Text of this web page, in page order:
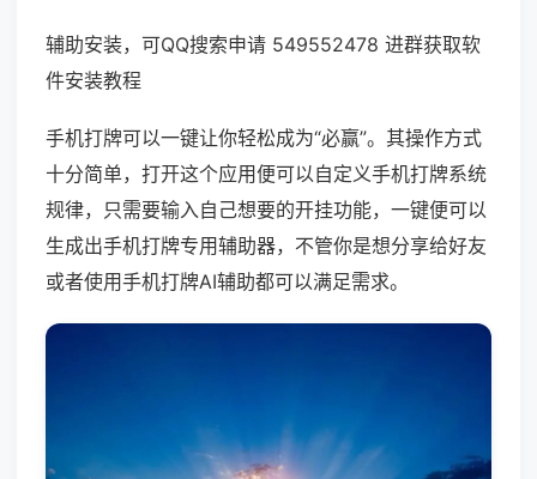
辅助安装，可QQ搜索申请 549552478 进群获取软
件安装教程
手机打牌可以一键让你轻松成为“必赢”。其操作方式
十分简单，打开这个应用便可以自定义手机打牌系统
规律，只需要输入自己想要的开挂功能，一键便可以
生成出手机打牌专用辅助器，不管你是想分享给好友
或者使用手机打牌AI辅助都可以满足需求。